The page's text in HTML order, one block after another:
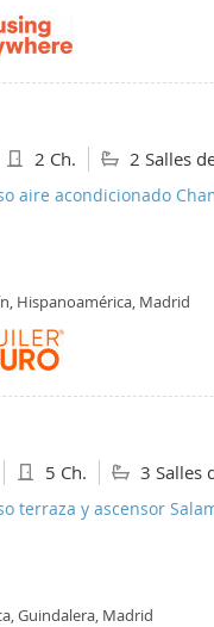
2 Ch. 2 Salles
aire acondicionado
Hispanoamérica, Madrid
5 Ch. 3 Salles
terraza y ascensor
Guindalera, Madrid